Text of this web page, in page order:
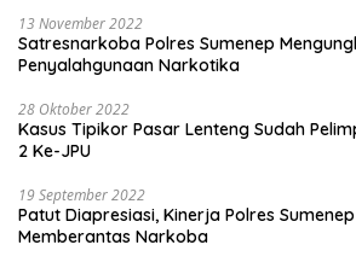
13 November 2022
Satresnarkoba Polres Sumenep
Penyalahgunaan Narkotika
28 Oktober 2022
Kasus Tipikor Pasar Lenteng Sudah
2 Ke-JPU
19 September 2022
Patut Diapresiasi, Kinerja Polres
Memberantas Narkoba